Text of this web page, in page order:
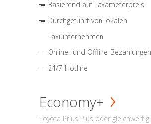
Basierend auf Taxameterpreis
Durchgeführt von lokalen
Taxiunternehmen
Online- und Offline-Bezahlungen
24/7-Hotline
Economy+
Toyota Prius Plus oder gleichwertig